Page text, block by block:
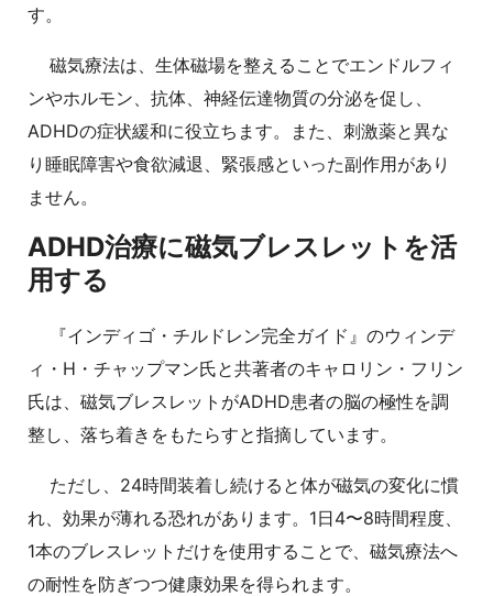
す。
磁気療法は、生体磁場を整えることでエンドルフィ
ンやホルモン、抗体、神経伝達物質の分泌を促し、
ADHDの症状緩和に役立ちます。また、刺激薬と異な
り睡眠障害や食欲減退、緊張感といった副作用があり
ません。
ADHD治療に磁気ブレスレットを活
用する
『インディゴ・チルドレン完全ガイド』のウィンデ
ィ・H・チャップマン氏と共著者のキャロリン・フリン
氏は、磁気ブレスレットがADHD患者の脳の極性を調
整し、落ち着きをもたらすと指摘しています。
ただし、24時間装着し続けると体が磁気の変化に慣
れ、効果が薄れる恐れがあります。1日4〜8時間程度、
1本のブレスレットだけを使用することで、磁気療法へ
の耐性を防ぎつつ健康効果を得られます。